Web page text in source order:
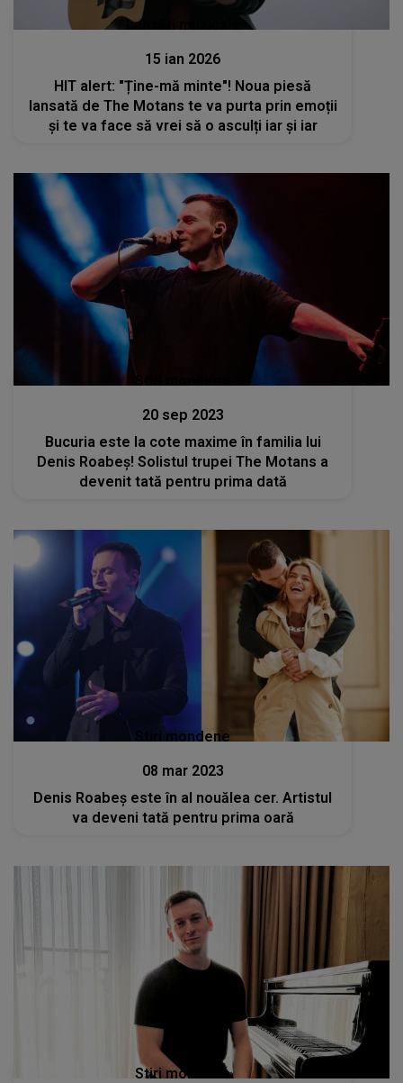
Lansări muzicale
15 ian 2026
HIT alert: "Ține-mă minte"! Noua piesă
lansată de The Motans te va purta prin emoții
și te va face să vrei să o asculți iar și iar
Stiri mondene
20 sep 2023
Bucuria este la cote maxime în familia lui
Denis Roabeș! Solistul trupei The Motans a
devenit tată pentru prima dată
Stiri mondene
08 mar 2023
Denis Roabeș este în al nouălea cer. Artistul
va deveni tată pentru prima oară
Stiri mondene